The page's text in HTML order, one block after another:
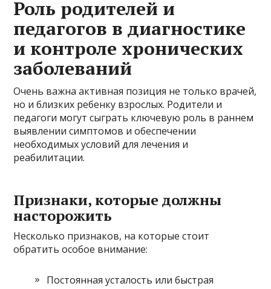
Роль родителей и
педагогов в диагностике
и контроле хронических
заболеваний
Очень важна активная позиция не только врачей,
но и близких ребенку взрослых. Родители и
педагоги могут сыграть ключевую роль в раннем
выявлении симптомов и обеспечении
необходимых условий для лечения и
реабилитации.
Признаки, которые должны
насторожить
Несколько признаков, на которые стоит
обратить особое внимание:
Постоянная усталость или быстрая